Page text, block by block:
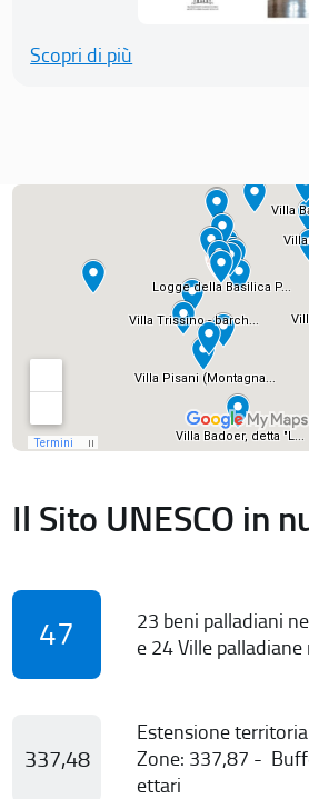
Scopri di più
Il Sito UNESCO in
47
23 beni palladiani
e 24 Ville palladiane
337,48
Estensione
Zone: 337,87 -
ettari